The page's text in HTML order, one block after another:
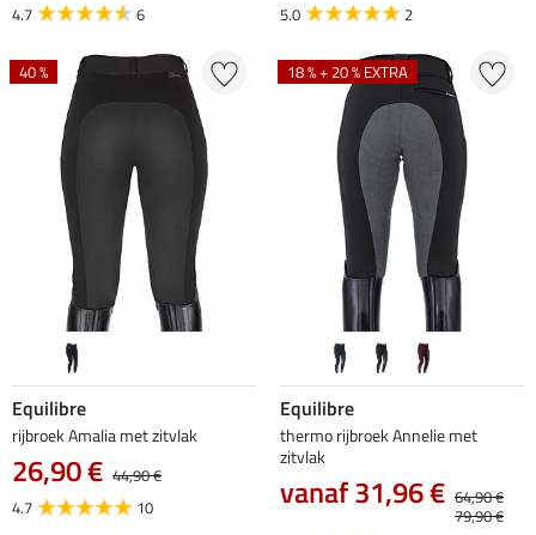
4.7 6
5.0
2
40 %
Equilibre
rijbroek Amalia met zitvlak
26,90 € 44,90 €
4.7
10
18 % + 20 % EXTRA
Equilibre
thermo rijbroek Annelie met
zitvlak
vanaf 31,96 € 64,90 €
79,90 €